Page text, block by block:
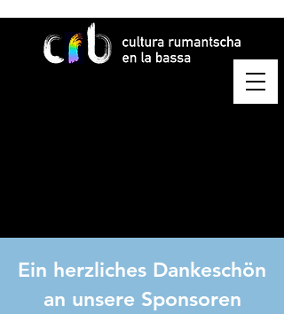
Ein herzliches Dankeschön
an unsere Sponsoren